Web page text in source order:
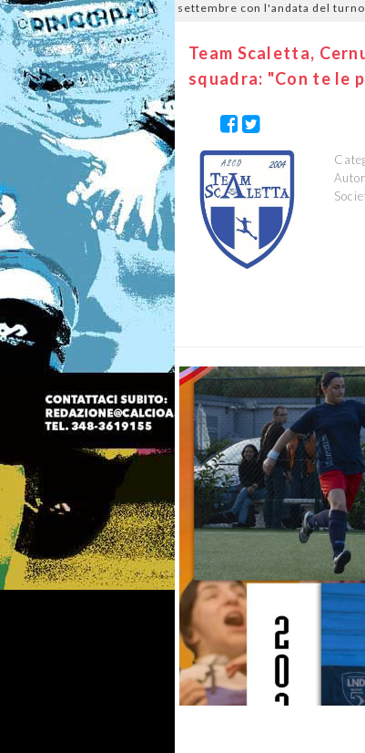
si parte il 19 settembre con l'andata del turno
Team Scaletta,
squadra: "Con te le